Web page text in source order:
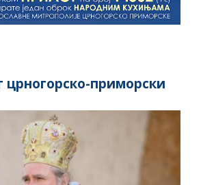
приморски